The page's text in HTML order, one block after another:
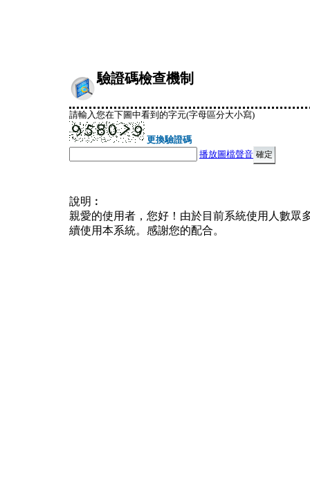
驗證碼檢查機制
請輸入您在下圖中看到的字元(字母區分大小寫)
更換驗證碼
播放圖檔聲音
說明︰
親愛的使用者，您好！由於目前系統使用人數眾
續使用本系統。感謝您的配合。